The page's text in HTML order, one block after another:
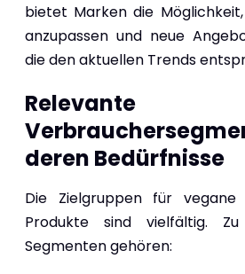
bietet Marken die
anzupassen und neue
die den aktuellen Trends
Relevante
deren Bedürfnisse
Die Zielgruppen für
Produkte sind vielfältig.
Segmenten gehören: